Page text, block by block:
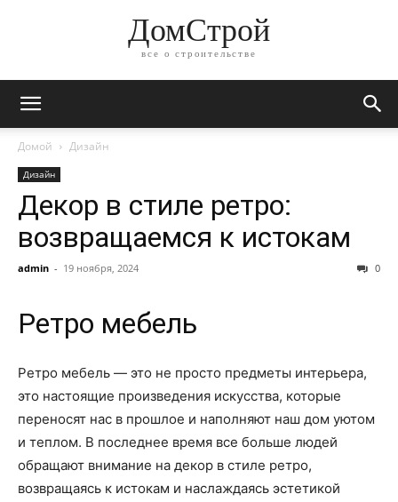
ДомСтрой
все о строительстве
Домой Дизайн
Дизайн
Декор в стиле ретро:
возвращаемся к истокам
admin - 19 ноября, 2024 0
Ретро мебель
Ретро мебель — это не просто предметы интерьера,
это настоящие произведения искусства, которые
переносят нас в прошлое и наполняют наш дом уютом
и теплом. В последнее время все больше людей
обращают внимание на декор в стиле ретро,
возвращаясь к истокам и наслаждаясь эстетикой